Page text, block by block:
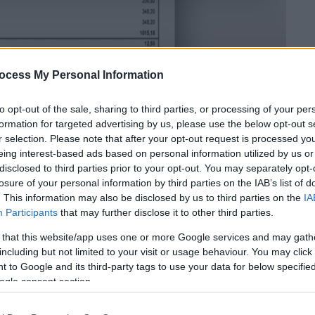
My Personal Information
opt-out of the sale, sharing to third parties, or processing of your
for targeted advertising by us, please use the below opt-out
selection. Please note that after your opt-out request is processed
interest-based ads based on personal information utilized by us
to third parties prior to your opt-out. You may separately
of your personal information by third parties on the IAB’s list of
This information may also be disclosed by us to third parties on the
Participants that may further disclose it to other third parties.
that this website/app uses one or more Google services and may
but not limited to your visit or usage behaviour. You may
to Google and its third-party tags to use your data for below
consent section.
το ΕΘΝΟΣ στη Google
το OPEN και η εκπομπή «Ανοιχτή
έναςκαρκινοπαθής λαμβάνει
που επιβεβαιώνεται και από τα επίσημα
και η εν λόγωσύνταξη εκδόθηκεμόλις
είναι 413,76 ευρώ, η ανταποδοτική
μικτών αποδοχών 1.027,68 ευρώ.
ο συγκεκριμένος άνθρωπος
χρόνων ο οποίος κοστολογήθηκε στα